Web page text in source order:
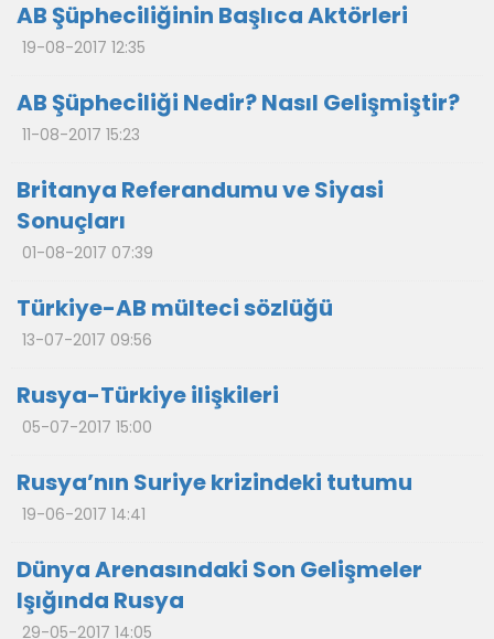
AB Şüpheciliğinin Başlıca Aktörleri
19-08-2017 12:35
AB Şüpheciliği Nedir? Nasıl Gelişmiştir?
11-08-2017 15:23
Britanya Referandumu ve Siyasi
Sonuçları
01-08-2017 07:39
Türkiye-AB mülteci sözlüğü
13-07-2017 09:56
Rusya-Türkiye ilişkileri
05-07-2017 15:00
Rusya’nın Suriye krizindeki tutumu
19-06-2017 14:41
Dünya Arenasındaki Son Gelişmeler
Işığında Rusya
29-05-2017 14:05